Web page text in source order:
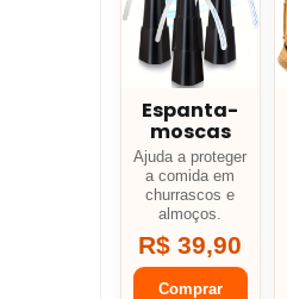
Espanta-
moscas
Ajuda a proteger
a comida em
churrascos e
almoços.
R$ 39,90
Comprar